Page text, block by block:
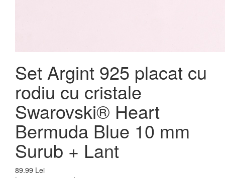
Set Argint 925 placat cu
rodiu cu cristale
Swarovski® Heart
Bermuda Blue 10 mm
Surub + Lant
89.99 Lei